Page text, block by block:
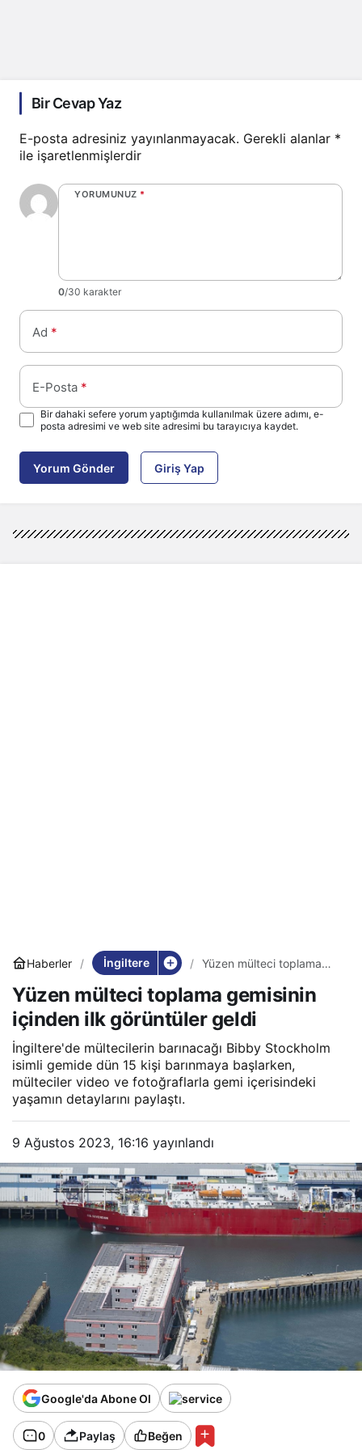
Bir Cevap Yaz
E-posta adresiniz yayınlanmayacak. Gerekli alanlar *
ile işaretlenmişlerdir
YORUMUNUZ *
0/30 karakter
Ad *
E-Posta *
Bir dahaki sefere yorum yaptığımda kullanılmak üzere adımı, e-
posta adresimi ve web site adresimi bu tarayıcıya kaydet.
Yorum Gönder Giriş Yap
Haberler İngiltere
Yüzen mülteci toplama
görüntüler geldi
Yüzen mülteci toplama gemisinin
içinden ilk görüntüler geldi
İngiltere'de mültecilerin barınacağı Bibby Stockholm
isimli gemide dün 15 kişi barınmaya başlarken,
mülteciler video ve fotoğraflarla gemi içerisindeki
yaşamın detaylarını paylaştı.
9 Ağustos 2023, 16:16 yayınlandı
Google'da Abone Ol
0 Paylaş Beğen